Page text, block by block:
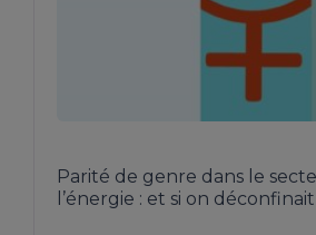
Parité de genre dans le
l’énergie : et si on